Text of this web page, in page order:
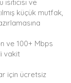
ve
küçük mutfak,
ve 100+ Mbps
vakit
için ücretsiz